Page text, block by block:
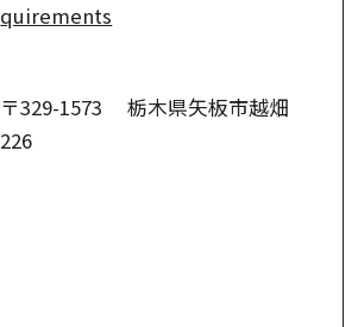
quirements
〒329-1573 栃木県矢板市越畑
226